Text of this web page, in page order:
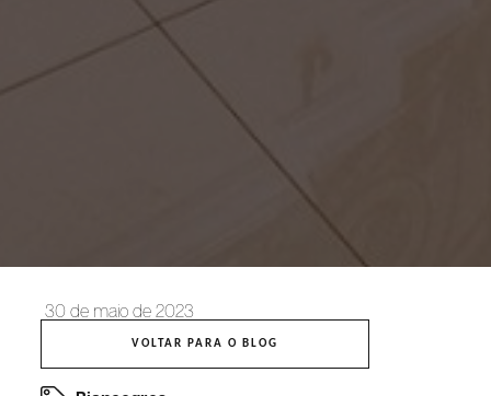
30 de maio de 2023
VOLTAR PARA O BLOG